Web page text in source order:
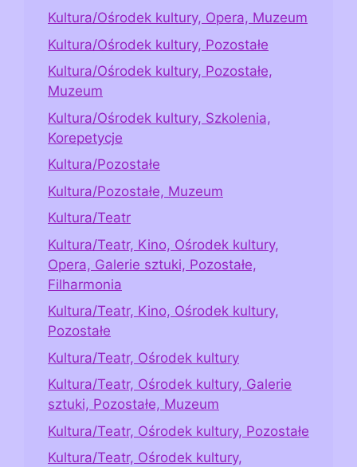
Kultura/Ośrodek kultury, Opera, Muzeum
Kultura/Ośrodek kultury, Pozostałe
Kultura/Ośrodek kultury, Pozostałe,
Muzeum
Kultura/Ośrodek kultury, Szkolenia,
Korepetycje
Kultura/Pozostałe
Kultura/Pozostałe, Muzeum
Kultura/Teatr
Kultura/Teatr, Kino, Ośrodek kultury,
Opera, Galerie sztuki, Pozostałe,
Filharmonia
Kultura/Teatr, Kino, Ośrodek kultury,
Pozostałe
Kultura/Teatr, Ośrodek kultury
Kultura/Teatr, Ośrodek kultury, Galerie
sztuki, Pozostałe, Muzeum
Kultura/Teatr, Ośrodek kultury, Pozostałe
Kultura/Teatr, Ośrodek kultury,